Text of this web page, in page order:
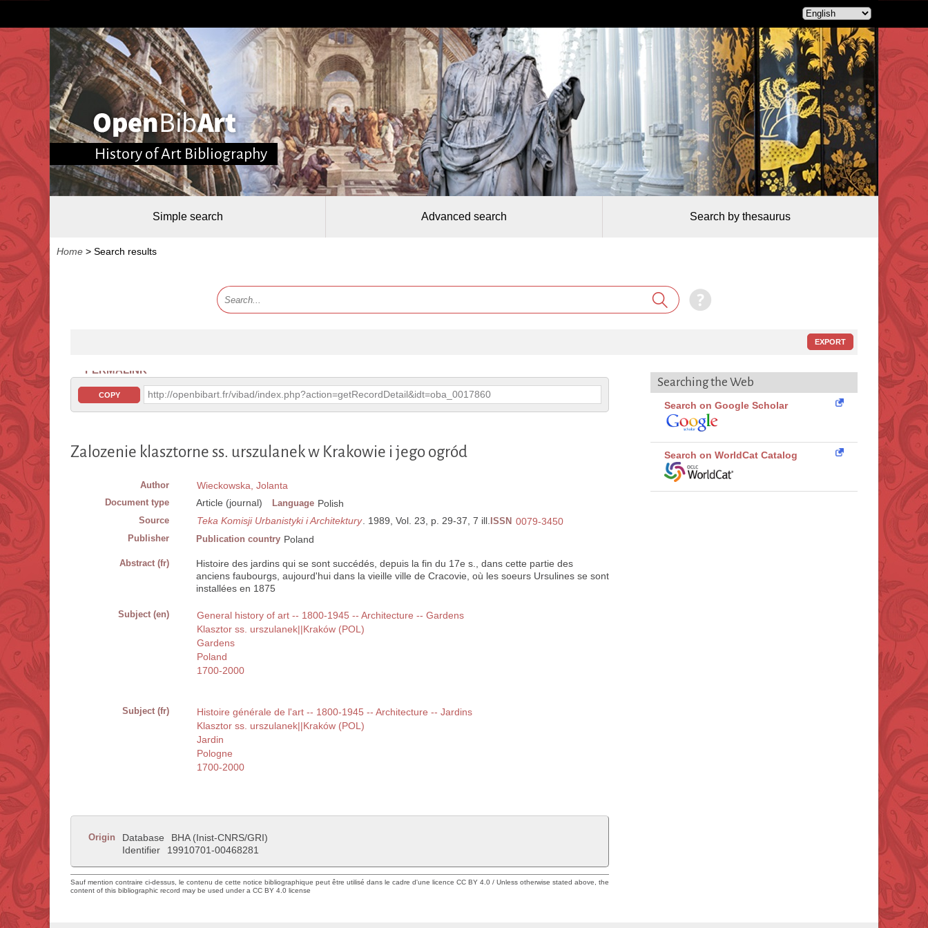
History of Art Bibliography
Simple search Advanced search Search by thesaurus
Home > Search results
EXPORT
PERMALINK
COPY http://openbibart.fr/vibad/index.php?action=getRecordDetail&idt=oba_0017860
Zalozenie klasztorne ss. urszulanek w Krakowie i jego ogród
Author Wieckowska, Jolanta
Document type Article (journal) Language Polish
Source Teka Komisji Urbanistyki i Architektury . 1989, Vol. 23, p. 29-37, 7 ill. ISSN 0079-3450
Publisher Publication country Poland
Abstract (fr)
Histoire des jardins qui se sont succédés, depuis la fin du 17e s., dans cette partie des
anciens faubourgs, aujourd'hui dans la vieille ville de Cracovie, où les soeurs Ursulines se sont
installées en 1875
Subject (en)
General history of art -- 1800-1945 -- Architecture -- Gardens
Klasztor ss. urszulanek||Kraków (POL)
Gardens
Poland
1700-2000
Subject (fr)
Histoire générale de l'art -- 1800-1945 -- Architecture -- Jardins
Klasztor ss. urszulanek||Kraków (POL)
Jardin
Pologne
1700-2000
Origin Database
BHA (Inist-CNRS/GRI)
Identifier
19910701-00468281
Sauf mention contraire ci-dessus, le contenu de cette notice bibliographique peut être utilisé dans le cadre d'une licence CC BY 4.0 / Unless otherwise stated above, the
content of this bibliographic record may be used under a CC BY 4.0 license
Searching the Web
Search on Google Scholar
Search on WorldCat Catalog